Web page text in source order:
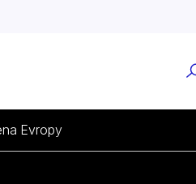
Evropy